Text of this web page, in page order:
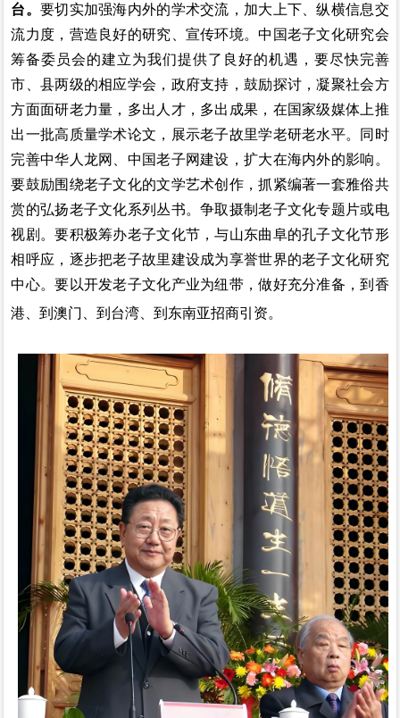
台。要切实加强海内外的学术交流， 加大上下、纵横信息交
流力度，营造良好的研究、宣传环境。中国老子文化研究会
筹备委员会的建立为我们提供了良好的机遇，要尽快完善
市、县两级的相应学会，政府支持，鼓励探讨，凝聚社会方
方面面研老力量，多出人才，多出成果，在国家级媒体上推
出一批高质量学术论文，展示老子故里学老研老水平。同时
完善中华人龙网、中国老子网建设，扩大在海内外的影响。
要鼓励围绕老子文化的文学艺术创作，抓紧编著一套雅俗共
赏的弘扬老子文化系列丛书。争取摄制老子文化专题片或电
视剧。要积极筹办老子文化节，与山东曲阜的孔子文化节形
相呼应，逐步把老子故里建设成为享誉世界的老子文化研究
中心。要以开发老子文化产业为纽带，做好充分准备，到香
港、到澳门、到台湾、到东南亚招商引资。